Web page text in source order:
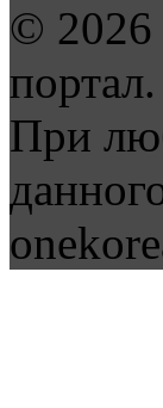
© 2026
При